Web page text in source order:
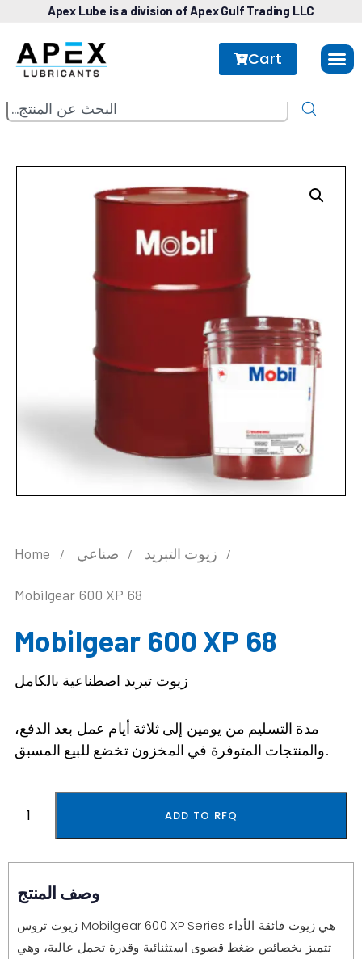
Apex Lube is a division of Apex Gulf Trading LLC
Cart
Home صناعي زيوت التبريد
Mobilgear 600 XP 68
Mobilgear 600 XP 68
زيوت تبريد اصطناعية بالكامل
مدة التسليم من يومين إلى ثلاثة أيام عمل بعد الدفع،
والمنتجات المتوفرة في المخزون تخضع للبيع المسبق.
ADD TO RFQ
وصف المنتج
زيوت تروس Mobilgear 600 XP Series هي زيوت فائقة الأداء
تتميز بخصائص ضغط قصوى استثنائية وقدرة تحمل عالية، وهي